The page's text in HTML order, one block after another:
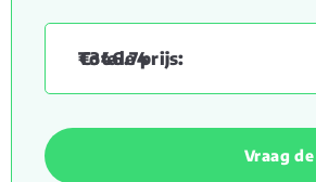
€346.74
Vraag